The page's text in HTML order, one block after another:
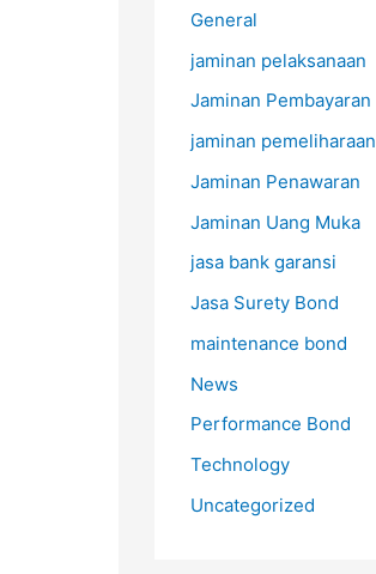
General
jaminan pelaksanaan
Jaminan Pembayaran
jaminan pemeliharaan
Jaminan Penawaran
Jaminan Uang Muka
jasa bank garansi
Jasa Surety Bond
maintenance bond
News
Performance Bond
Technology
Uncategorized